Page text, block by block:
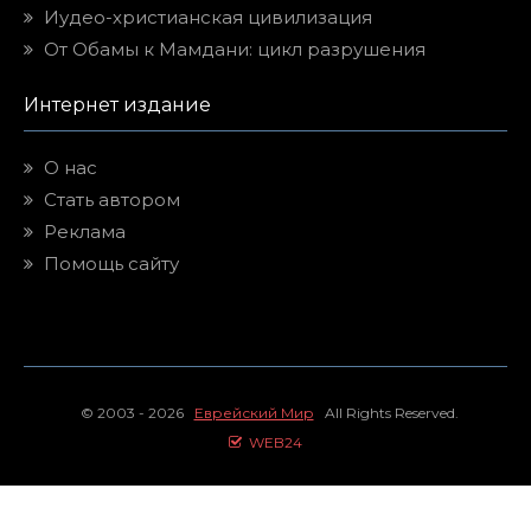
Иудео-христианская цивилизация
От Обамы к Мамдани: цикл разрушения
Интернет издание
О нас
Стать автором
Реклама
Помощь сайту
© 2003 - 2026 Еврейский Мир All Rights Reserved.
WEB24